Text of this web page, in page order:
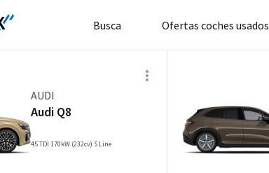
Busca Ofertas coches usados
AUDI
Audi Q8
45 TDI 170kW (232cv) S Line